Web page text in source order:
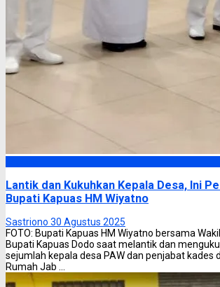
Lantik dan Kukuhkan Kepala Desa, Ini
Bupati Kapuas HM Wiyatno
Sastriono 30 Agustus 2025
FOTO: Bupati Kapuas HM Wiyatno bersama Wakil
Bupati Kapuas Dodo saat melantik dan
sejumlah kepala desa PAW dan penjabat kades
Rumah Jab ...